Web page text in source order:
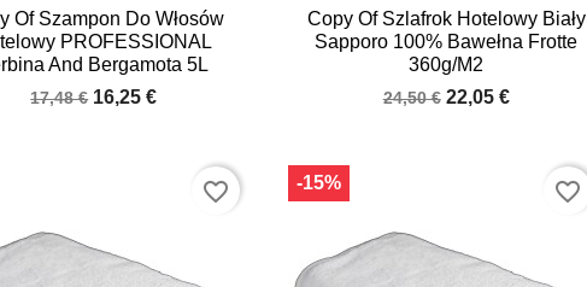
Of Szampon Do Włosów
PROFESSIONAL
And Bergamota 5L
17,48 € 16,25 €
Quick view
Copy Of Szlafrok Hotelowy Biały
Sapporo 100% Bawełna Frotte
360g/m2
24,50 € 22,05 €
Quick view
favorite_border -15% favorite_border